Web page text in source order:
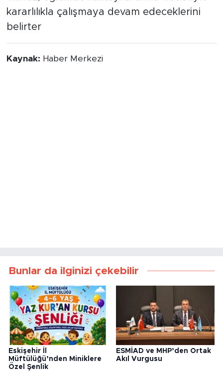
kararlılıkla çalışmaya devam edeceklerini
belirter
Kaynak: Haber Merkezi
Bunlar da ilginizi çekebilir
Eskişehir İl
Müftülüğü’nden Miniklere
Özel Şenlik
ESMİAD ve MHP’den Ortak
Akıl Vurgusu